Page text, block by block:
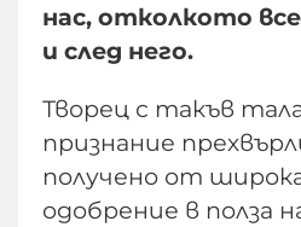
нас, отколкото
и след него.
Творец с такъв
признание
получено от
одобрение в полза